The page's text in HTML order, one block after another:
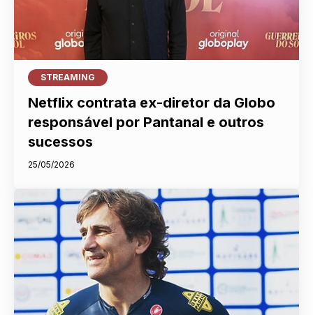
STREAMING
Netflix contrata ex-diretor da Globo
responsável por Pantanal e outros
sucessos
25/05/2026